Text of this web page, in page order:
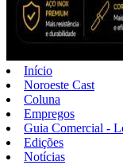
Início
Noroeste Cast
Coluna
Empregos
Guia Comercial -
Edições
Notícias